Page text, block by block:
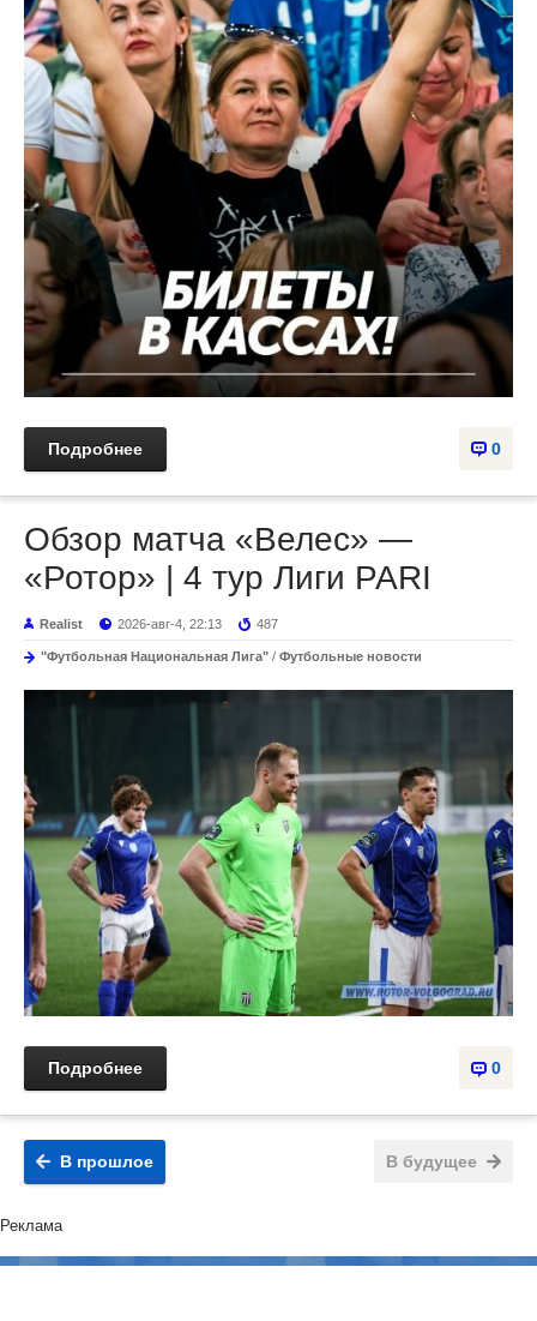
0
Подробнее
Обзор матча «Велес» —
«Ротор» | 4 тур Лиги PARI
Realist 2026-авг-4, 22:13 487
"Футбольная Национальная Лига" / Футбольные новости
0
Подробнее
В будущее
В прошлое
Реклама